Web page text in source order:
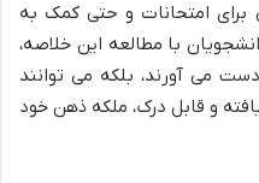
برای امتحانات و حتی کمک به
با مطالعه این خلاصه،
می آورند، بلکه می توانند
و قابل درک، ملکه ذهن خود